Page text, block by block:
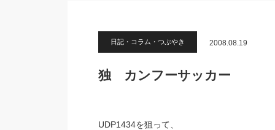
日記・コラム・つぶやき 2008.08.19
独 カンフーサッカー
UDP1434を狙って、